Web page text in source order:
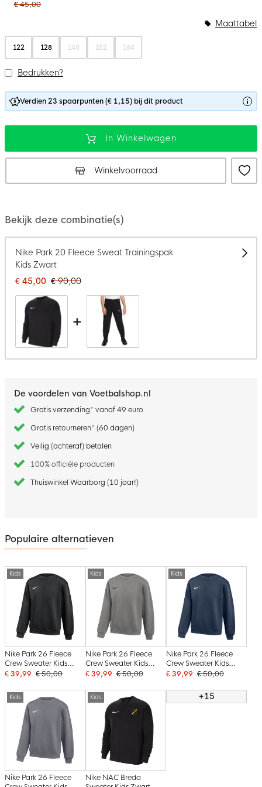
€ 45,00
122 128 140 152 164
Maattabel
Bedrukken?
Verdien 23 spaarpunten (€ 1,15) bij dit product
In Winkelwagen
Winkelvoorraad
Bekijk deze combinatie(s)
Nike Park 20 Fleece Sweat Trainingspak
Kids Zwart
€ 45,00 € 90,00
+
De voordelen van Voetbalshop.nl
Gratis verzending* vanaf 49 euro
Gratis retourneren* (60 dagen)
Veilig (achteraf) betalen
100% officiële producten
Thuiswinkel Waarborg (10 jaar!)
Populaire alternatieven
Kids
Nike Park 26 Fleece
Crew Sweater Kids
Zwart Wit
€ 39,99 € 50,00
Kids
Nike Park 26 Fleece
Crew Sweater Kids
Donkergrijs Zwart
€ 39,99 € 50,00
Kids
Nike Park 26 Fleece
Crew Sweater Kids
Donkerblauw Wit
€ 39,99 € 50,00
Kids
Nike Park 26 Fleece
Kids
Nike NAC Breda
+15